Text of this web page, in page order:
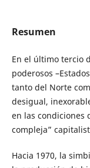
Resumen
En el último tercio
poderosos
tanto del Norte
desigual,
en las condiciones
compleja”
Hacia 1970, la